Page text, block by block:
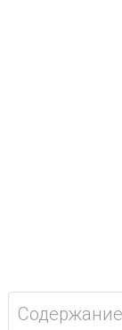
Содержание